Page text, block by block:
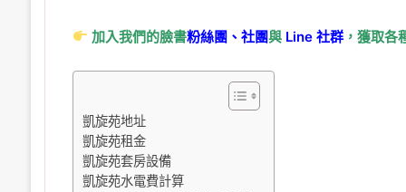
加入我們的臉書粉絲團、 社團與 Line 社群，獲取各
凱旋苑地址
凱旋苑租金
凱旋苑套房設備
凱旋苑水電費計算